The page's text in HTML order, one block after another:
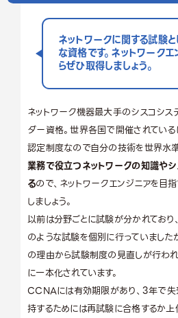
ネットワークに関する試験
な資格です。ネットワーク
らぜひ取得しましょう。
ネットワーク機器最大手のシスコシス
ダー資格。世界各国で開催されてい
認定制度なので自分の技術を世界水
業務で役立つネットワークの知識や
るので、ネットワークエンジニアを目
しましょう。
以前は分野ごとに試験が分かれて
のような試験を個別に行っていまし
の理由から試験制度の見直しが行わ
に一本化されています。
CCNAには有効期限があり、3年で失
持するためには再試験に合格するか